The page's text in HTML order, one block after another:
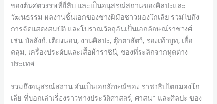
ของต้นศตวรรษที่ยี่สิบ และเป็นอนุสรณ์สถานของศิลปะและ
วัฒนธรรม ผลงานชิ้นเอกของช่างฝีมือชาวมองโกเลีย รวมไปถึง
การจัดแสดงสมบัติ และโบราณวัตถุอันเป็นเอกลักษณ์ราชวงศ์
เช่น บัลลังก์, เตียงนอน, งานศิลปะ, ตุ๊กตาสัตว์, รองเท้าบูท, เสื้อ
คลุม, เครื่องประดับและเสื้อผ้าราชินี, ของที่ระลึกจากทูตต่าง
ประเทศ
รวมถึงอนุสรณ์สถาน อันเป็นเอกลักษณ์ของ ราชาธิปไตยมองโก
เลีย ที่บอกเล่าเรื่องราวทางประวัติศาสตร์, ศาสนา และศิลปะ ของ